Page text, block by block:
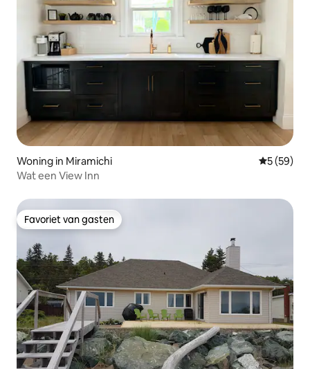
Woning in Miramichi
5 (59)
Wat een View Inn
Favoriet van gasten
Favoriet van gasten